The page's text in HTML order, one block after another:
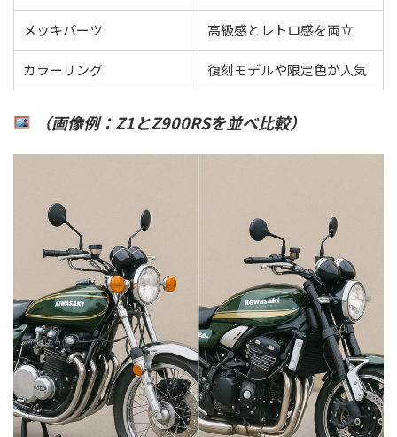
メッキパーツ 高級感とレトロ感を両立
カラーリング 復刻モデルや限定色が人気
（画像例：Z1とZ900RSを並べ比較）